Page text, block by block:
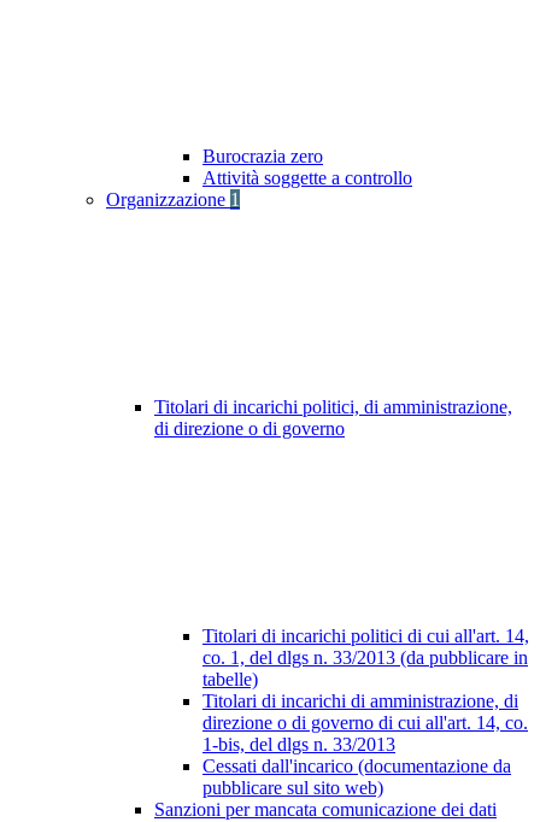
Burocrazia zero
Attività soggette a controllo
Organizzazione 1
Titolari di incarichi politici, di amministrazione,
di direzione o di governo
Titolari di incarichi politici di cui all'art. 14,
co. 1, del dlgs n. 33/2013 (da pubblicare in
tabelle)
Titolari di incarichi di amministrazione, di
direzione o di governo di cui all'art. 14, co.
1-bis, del dlgs n. 33/2013
Cessati dall'incarico (documentazione da
pubblicare sul sito web)
Sanzioni per mancata comunicazione dei dati